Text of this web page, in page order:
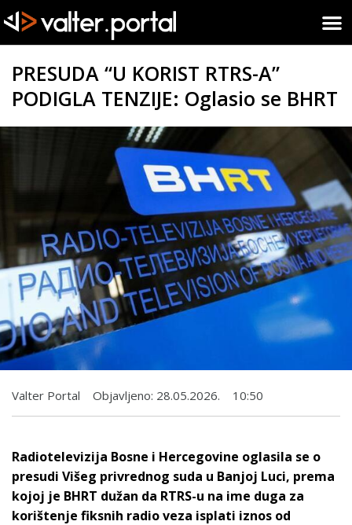
PRESUDA “U KORIST RTRS-A”
PODIGLA TENZIJE: Oglasio se BHRT
Valter Portal Objavljeno: 28.05.2026. 10:50
Radiotelevizija Bosne i Hercegovine oglasila se o
presudi Višeg privrednog suda u Banjoj Luci, prema
kojoj je BHRT dužan da RTRS-u na ime duga za
korištenje fiksnih radio veza isplati iznos od